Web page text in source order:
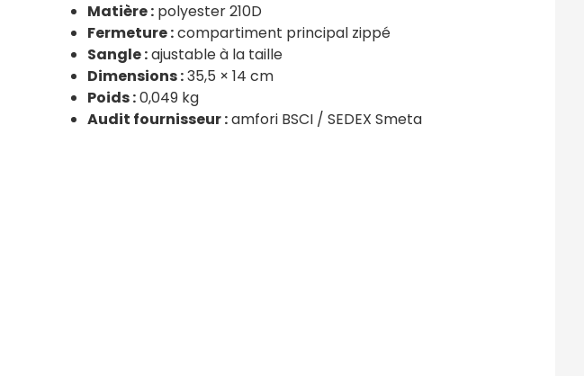
Matière : polyester 210D
Fermeture :compartiment principal zippé
Sangle :ajustable à la taille
Dimensions :35,5 × 14 cm
Poids :0,049 kg
Audit fournisseur :amfori BSCI / SEDEX Smeta